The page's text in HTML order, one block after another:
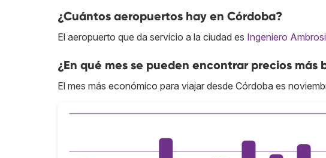
¿Cuántos aeropuertos hay en Córdoba?
El aeropuerto que da servicio a la ciudad es Ingeniero
¿En qué mes se pueden encontrar precios más
El mes más económico para viajar desde Córdoba es